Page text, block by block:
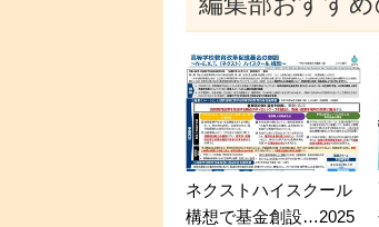
ネクストハイスクール
構想で基金創設…2025